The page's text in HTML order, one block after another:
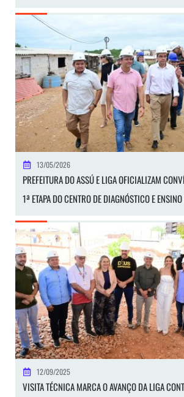
13/05/2026
PREFEITURA DO ASSÚ E LIGA OFICIALIZAM
1ª ETAPA DO CENTRO DE DIAGNÓSTICO E
12/09/2025
VISITA TÉCNICA MARCA O AVANÇO DA LIGA